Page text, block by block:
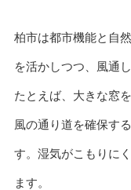
柏市は都市機能と自
を活かしつつ、風通
たとえば、大きな窓
風の通り道を確保す
す。湿気がこもりに
ます。